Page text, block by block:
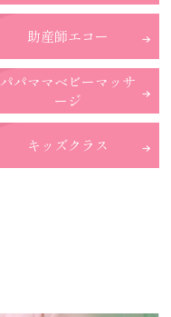
助産師エコー
パパママベビーマッサ
ージ
キッズクラス